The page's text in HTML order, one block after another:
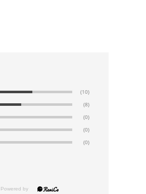
(10)
(8)
(0)
(0)
(0)